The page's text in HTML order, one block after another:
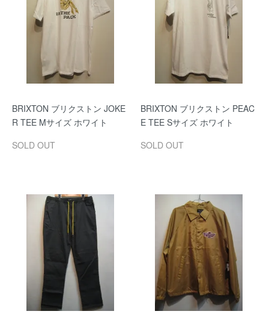
BRIXTON ブリクストン JOKE
R TEE Mサイズ ホワイト
SOLD OUT
BRIXTON ブリクストン PEAC
E TEE Sサイズ ホワイト
SOLD OUT